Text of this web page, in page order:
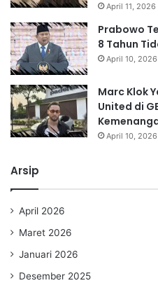
April 11, 2026
Prabowo
8 Tahun
April 10, 2026
Marc Klok
United di
April 10, 2026
Arsip
April 2026
Maret 2026
Januari 2026
Desember 2025